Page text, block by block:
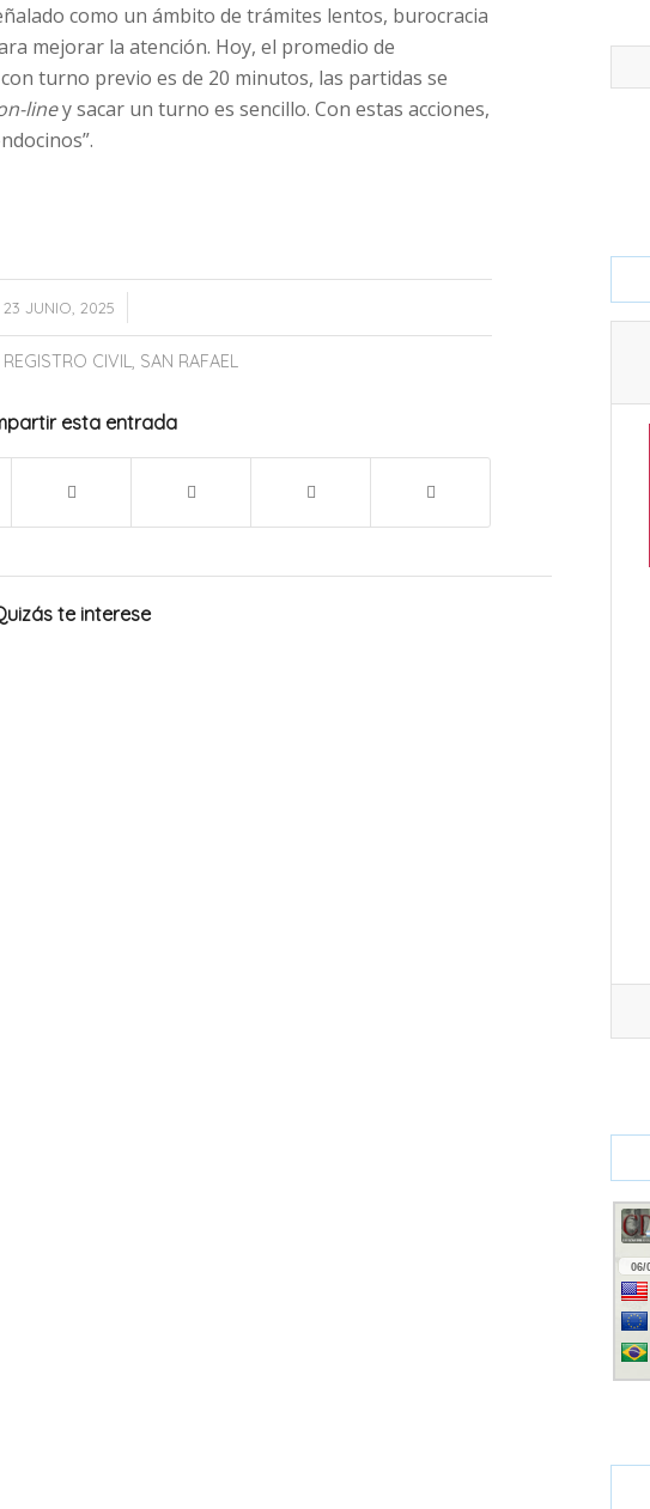
como un ámbito de trámites lentos, burocracia
mejorar la atención. Hoy, el promedio de
turno previo es de 20 minutos, las partidas se
liney sacar un turno es sencillo. Con estas acciones,
23 JUNIO, 2025
/
REGISTRO CIVIL, SAN RAFAEL
esta entrada
te interese